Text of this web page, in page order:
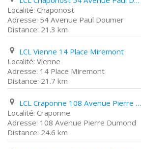
Chaponost
54 Avenue Paul Doumer
21.3 km
LCL Vienne 14 Place Miremont
Vienne
14 Place Miremont
21.7 km
LCL Craponne 108 Avenue Pierre Dumond
Craponne
108 Avenue Pierre Dumond
24.6 km